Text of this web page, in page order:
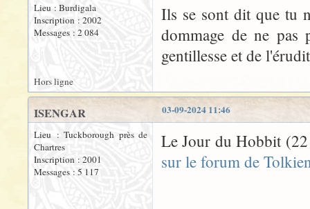
Lieu : Burdigala
Inscription : 2002
Messages : 2 084
Ils se sont dit que tu
dommage de ne pas
gentillesse et de
Hors ligne
03-09-2024 11:46
ISENGAR
Lieu : Tuckborough près de
Chartres
Inscription : 2001
Messages : 5 117
Le Jour du Hobbit (22
sur le forum de